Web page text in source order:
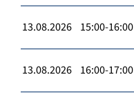
13.08.2026 15:00-16:00
13.08.2026 16:00-17:00